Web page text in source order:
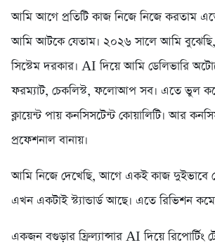
আমি আগে প্রতিটি কাজ নিজে নিজে করতাম
আমি আটকে যেতাম। ২০২৬ সালে আমি
সিস্টেম দরকার। AI দিয়ে আমি ডেলিভারি
ফরম্যাট, চেকলিস্ট, ফলোআপ সব। এতে ভুল
ক্লায়েন্ট পায় কনসিসটেন্ট কোয়ালিটি। আর
প্রফেশনাল বানায়।
আমি নিজে দেখেছি, আগে একই কাজ দুইভাবে
এখন একটাই স্ট্যান্ডার্ড আছে। এতে রিভিশন
একজন বগুড়ার ফ্রিল্যান্সার AI দিয়ে রিপোর্টিং